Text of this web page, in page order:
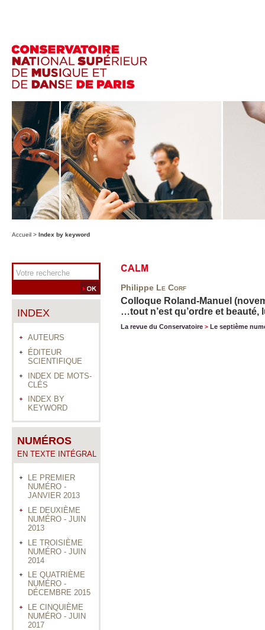
Accueil > Index by keyword
INDEX
AUTEURS
ÉDITEUR
SCIENTIFIQUE
INDEX DE MOTS-
CLÉS
INDEX BY
KEYWORD
NUMÉROS
EN TEXTE INTÉGRAL
LE PREMIER
NUMÉRO -
JANVIER 2013
LE DEUXIÈME
NUMÉRO - JUIN
2013
LE TROISIÈME
NUMÉRO - JUIN
2014
LE QUATRIÈME
NUMÉRO -
DÉCEMBRE 2015
LE CINQUIÈME
NUMÉRO - JUIN
2017
CALM
Philippe Le Corf
Colloque Roland-Manuel
…tout n’est qu’ordre et
La revue du Conservatoire > Le septième